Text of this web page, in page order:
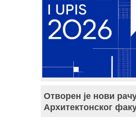
Отворен је нови
Архитектонског